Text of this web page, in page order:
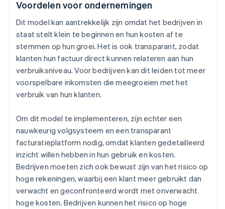
Voordelen voor ondernemingen
Dit model kan aantrekkelijk zijn omdat het bedrijven in
staat stelt klein te beginnen en hun kosten af te
stemmen op hun groei. Het is ook transparant, zodat
klanten hun factuur direct kunnen relateren aan hun
verbruiksniveau. Voor bedrijven kan dit leiden tot meer
voorspelbare inkomsten die meegroeien met het
verbruik van hun klanten.
Om dit model te implementeren, zijn echter een
nauwkeurig volgsysteem en een transparant
facturatieplatform nodig, omdat klanten gedetailleerd
inzicht willen hebben in hun gebruik en kosten.
Bedrijven moeten zich ook bewust zijn van het risico op
hoge rekeningen, waarbij een klant meer gebruikt dan
verwacht en geconfronteerd wordt met onverwacht
hoge kosten. Bedrijven kunnen het risico op hoge